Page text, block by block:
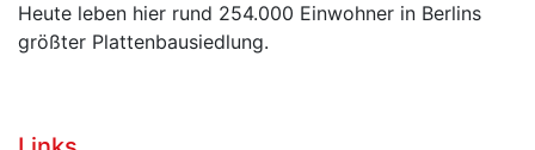
Heute leben hier rund 254.000 Einwohner in Berlins
größter Plattenbausiedlung.